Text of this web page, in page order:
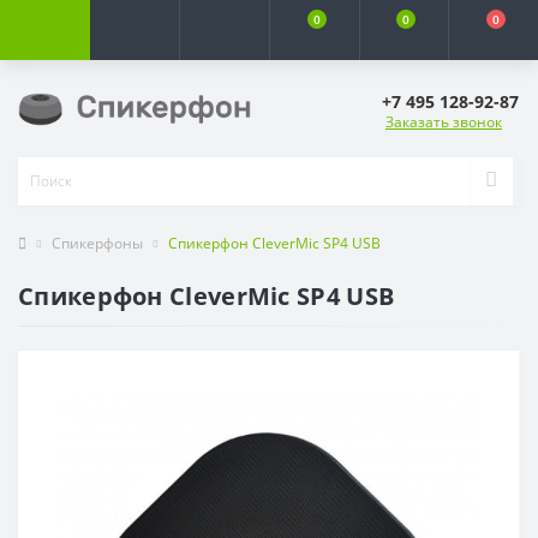
0 0 0
+7 495 128-92-87
Заказать звонок
Спикерфоны Спикерфон CleverMic SP4 USB
Спикерфон CleverMic SP4 USB